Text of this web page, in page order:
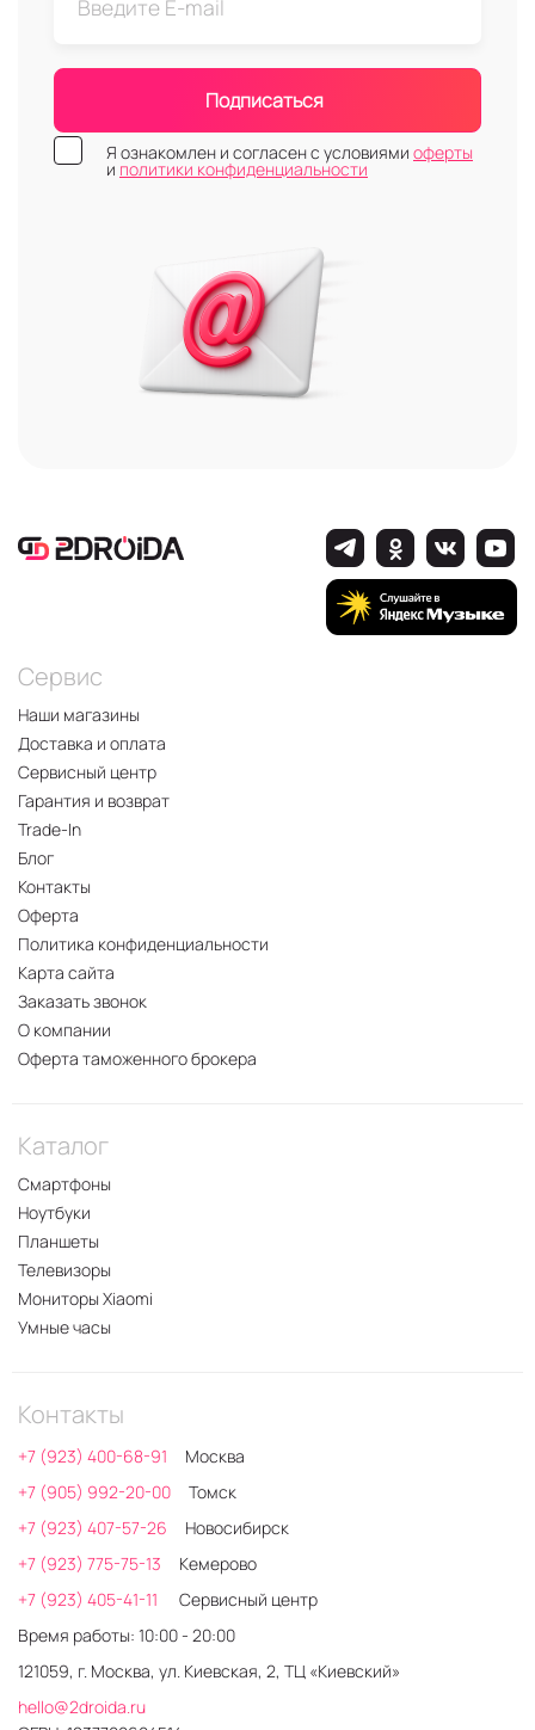
Подписаться
Я ознакомлен и согласен с условиями оферты
и политики конфиденциальности
Сервис
Наши магазины
Доставка и оплата
Сервисный центр
Гарантия и возврат
Trade-In
Блог
Контакты
Оферта
Политика конфиденциальности
Карта сайта
Заказать звонок
О компании
Оферта таможенного брокера
Каталог
Смартфоны
Ноутбуки
Планшеты
Телевизоры
Мониторы Xiaomi
Умные часы
Контакты
+7 (923) 400-68-91
Москва
+7 (905) 992-20-00
Томск
+7 (923) 407-57-26
Новосибирск
+7 (923) 775-75-13
Кемерово
+7 (923) 405-41-11
Сервисный центр
Время работы: 10:00 - 20:00
121059, г. Москва, ул. Киевская, 2, ТЦ «Киевский»
hello@2droida.ru